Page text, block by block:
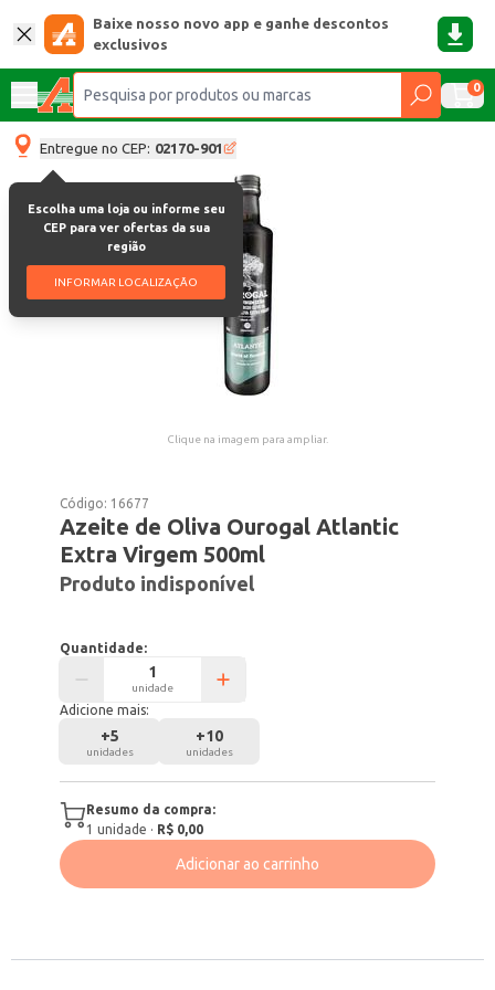
Baixe nosso novo app e ganhe descontos
exclusivos
0
Entregue no CEP: 02170-901
Escolha uma loja ou informe seu
CEP para ver ofertas da sua
região
INFORMAR LOCALIZAÇÃO
Clique na imagem para ampliar.
Código: 16677
Azeite de Oliva Ourogal Atlantic
Extra Virgem 500ml
Produto indisponível
Quantidade:
unidade
Adicione mais:
+5
unidades
+10
unidades
Resumo da compra:
1 unidade · R$ 0,00
Adicionar ao carrinho